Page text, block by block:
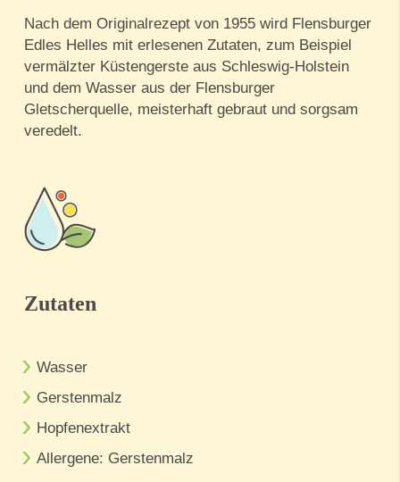
Nach dem Originalrezept von 1955 wird Flensburger
Edles Helles mit erlesenen Zutaten, zum Beispiel
vermälzter Küstengerste aus Schleswig-Holstein
und dem Wasser aus der Flensburger
Gletscherquelle, meisterhaft gebraut und sorgsam
veredelt.
Zutaten
Wasser
Gerstenmalz
Hopfenextrakt
Allergene: Gerstenmalz